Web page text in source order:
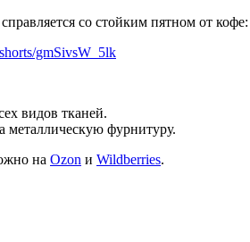
со стойким пятном от кофе:
gmSivsW_5lk
видов тканей.
металлическую фурнитуру.
на Ozon и Wildberries.